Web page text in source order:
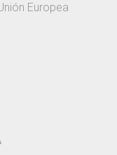
Europea